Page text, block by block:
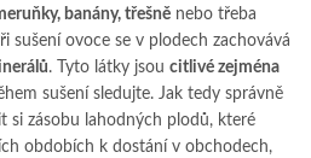
banány, třešně nebo třeba
sušení ovoce se v plodech zachovává
. Tyto látky jsou citlivé zejména
sušení sledujte. Jak tedy správně
si zásobu lahodných plodů, které
obdobích k dostání v obchodech,